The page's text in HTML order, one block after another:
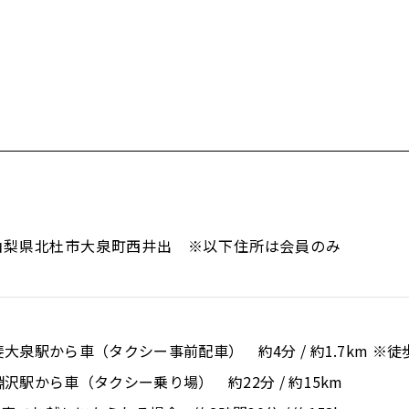
県北杜市大泉町西井出 ※以下住所は会員のみ
大泉駅から車（タクシー事前配車） 約4分 / 約1.7km ※徒
沢駅から車（タクシー乗り場） 約22分 / 約15km